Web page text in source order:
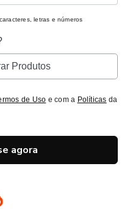
letras e números
Produtos
de Uso e com a Políticas da
agora